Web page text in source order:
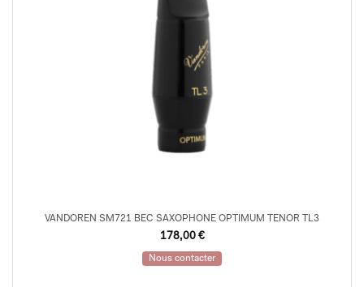
VANDOREN SM721 BEC SAXOPHONE OPTIMUM TENOR TL3
178,00 €
Nous contacter